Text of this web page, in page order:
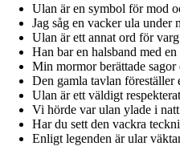
Ulan är en symbol för mod
Jag såg en vacker ula under
Ulan är ett annat ord för
Han bar en halsband med
Min mormor berättade
Den gamla tavlan föreställer
Ulan är ett väldigt
Vi hörde var ulan ylade i
Har du sett den vackra
Enligt legenden är ular